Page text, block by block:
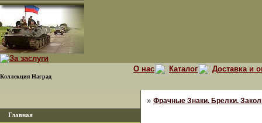
Коллекция Наград
О нас Каталог Доставка и
Главная
» Фрачные Знаки. Брелки.